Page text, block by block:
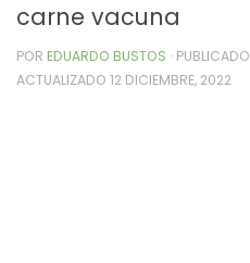
carne vacuna
POR EDUARDO BUSTOS · PUBLICADO
ACTUALIZADO 12 DICIEMBRE, 2022